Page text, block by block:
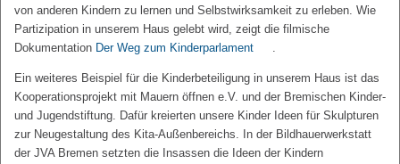
von anderen Kindern zu lernen und Selbstwirksamkeit zu erleben. Wie
Partizipation in unserem Haus gelebt wird, zeigt die filmische
Dokumentation Der Weg zum Kinderparlament .
Ein weiteres Beispiel für die Kinderbeteiligung in unserem Haus ist das
Kooperationsprojekt mit Mauern öffnen e.V. und der Bremischen Kinder-
und Jugendstiftung. Dafür kreierten unsere Kinder Ideen für Skulpturen
zur Neugestaltung des Kita-Außenbereichs. In der Bildhauerwerkstatt
der JVA Bremen setzten die Insassen die Ideen der Kindern